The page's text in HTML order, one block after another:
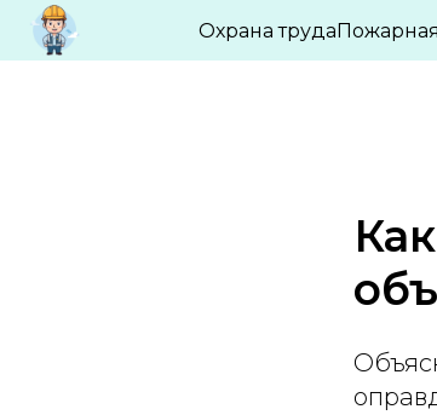
БЛОГ ПО ОХРАНЕ ТРУДА И
Охрана труда